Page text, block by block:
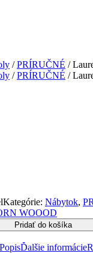
/PRÍRUČNÉ /
/PRÍRUČNÉ /
Kategórie: Nábytok,
WOOOD
Pridať do košíka
PopisĎalšie informácie